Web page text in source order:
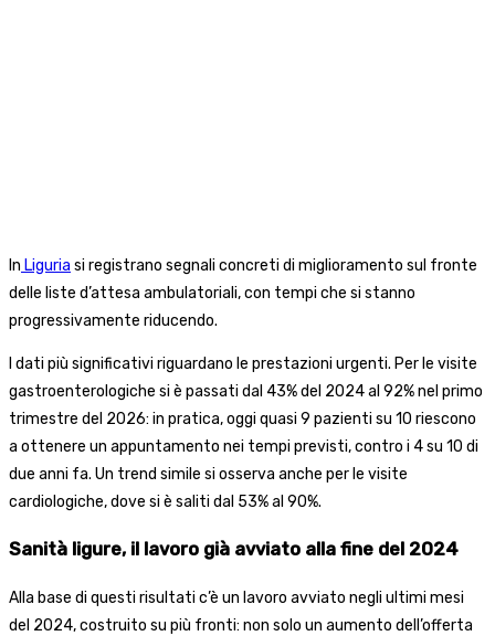
In Liguria si registrano segnali concreti di miglioramento sul fronte
delle liste d’attesa ambulatoriali, con tempi che si stanno
progressivamente riducendo.
I dati più significativi riguardano le prestazioni urgenti. Per le visite
gastroenterologiche si è passati dal 43% del 2024 al 92% nel primo
trimestre del 2026: in pratica, oggi quasi 9 pazienti su 10 riescono
a ottenere un appuntamento nei tempi previsti, contro i 4 su 10 di
due anni fa. Un trend simile si osserva anche per le visite
cardiologiche, dove si è saliti dal 53% al 90%.
Sanità ligure, il lavoro già avviato alla fine del 2024
Alla base di questi risultati c’è un lavoro avviato negli ultimi mesi
del 2024, costruito su più fronti: non solo un aumento dell’offerta